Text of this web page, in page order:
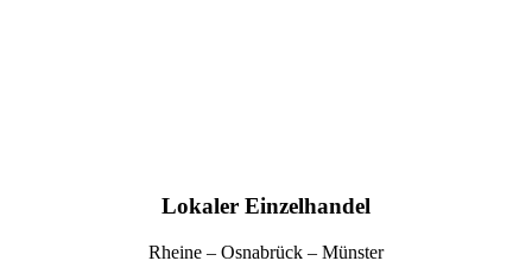
Lokaler Einzelhandel
Rheine – Osnabrück – Münster